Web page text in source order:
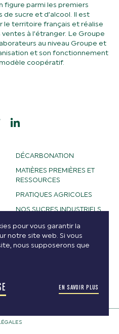
figure parmi les premiers
sucre et d’alcool. Il est
le territoire français et réalise
à l’étranger. Le Groupe
au niveau Groupe et
et son fonctionnement
coopératif.
DÉCARBONATION
MATIÈRES PREMIÈRES ET
RESSOURCES
PRATIQUES AGRICOLES
NOS SUCRES INDUSTRIELS
NOS ALCOOLS
BIOETHANOL
pour vous garantir la
notre site web. Si vous
nous supposerons que
EN SAVOIR PLUS